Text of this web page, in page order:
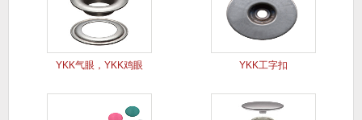
YKK气眼，YKK鸡眼 YKK工字扣